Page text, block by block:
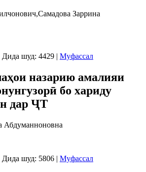
Заррина
Дида шуд: 4429 | Муфассал
назарию амалияи
бо хариду
дар ҶТ
Абдуманноновна
Дида шуд: 5806 | Муфассал